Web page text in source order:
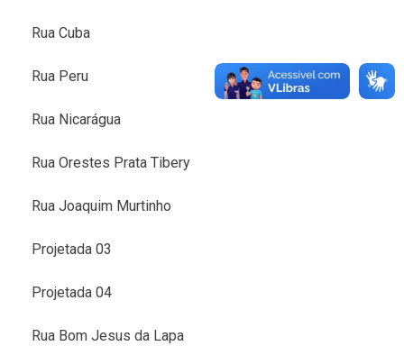
Rua Cuba
Rua Peru
Rua Nicarágua
Rua Orestes Prata Tibery
Rua Joaquim Murtinho
Projetada 03
Projetada 04
Rua Bom Jesus da Lapa